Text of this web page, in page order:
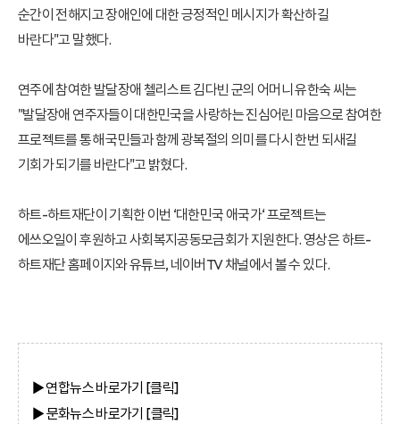
순간이 전해지고 장애인에 대한 긍정적인 메시지가 확산하길
바란다"고 말했다.
연주에 참여한 발달장애 첼리스트 김다빈 군의 어머니 유한숙 씨는
"발달장애 연주자들이 대한민국을 사랑하는 진심어린 마음으로 참여한
프로젝트를 통해 국민들과 함께 광복절의 의미를 다시 한번 되새길
기회가 되기를 바란다"고 밝혔다.
하트-하트재단이 기획한 이번 ‘대한민국 애국가‘ 프로젝트는
에쓰오일이 후원하고 사회복지공동모금회가 지원한다. 영상은 하트-
하트재단 홈페이지와 유튜브, 네이버TV 채널에서 볼 수 있다.
▶ 연합뉴스바로가기 [클릭]
▶ 문화뉴스바로가기 [클릭]